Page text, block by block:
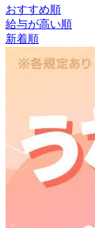
おすすめ順
給与が高い順
新着順